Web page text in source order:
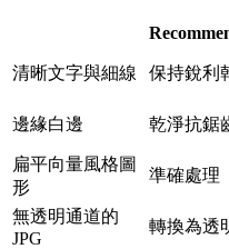
清晰文字與細線 保持銳利
邊緣白邊 乾淨抗鋸
扁平向量風格圖
形
準確處理
無透明通道的
JPG
轉換為透